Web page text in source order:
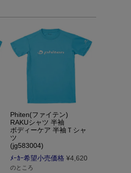
Phiten(ファイテン)
RAKUシャツ 半袖
ボディーケア 半袖Ｔシャ
ツ
(jg583004)
ﾒｰｶｰ希望小売価格 ¥4,620
のところ